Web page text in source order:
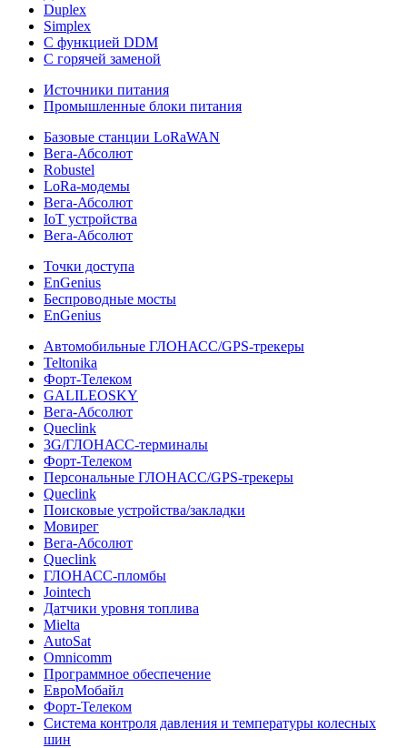
Duplex
Simplex
С функцией DDM
С горячей заменой
Источники питания
Промышленные блоки питания
Базовые станции LoRaWAN
Вега-Абсолют
Robustel
LoRa-модемы
Вега-Абсолют
IoT устройства
Вега-Абсолют
Точки доступа
EnGenius
Беспроводные мосты
EnGenius
Автомобильные ГЛОНАСС/GPS-трекеры
Teltonika
Форт-Телеком
GALILEOSKY
Вега-Абсолют
Queclink
3G/ГЛОНАСС-терминалы
Форт-Телеком
Персональные ГЛОНАСС/GPS-трекеры
Queclink
Поисковые устройства/закладки
Мовирег
Вега-Абсолют
Queclink
ГЛОНАСС-пломбы
Jointech
Датчики уровня топлива
Mielta
AutoSat
Omnicomm
Программное обеспечение
ЕвроМобайл
Форт-Телеком
Система контроля давления и температуры колесных
шин